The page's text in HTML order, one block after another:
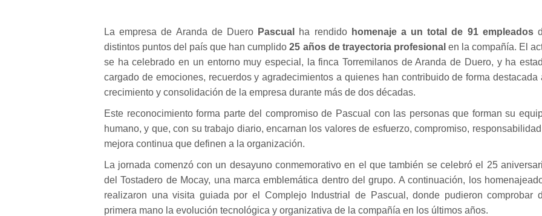
La empresa de Aranda de Duero Pascual ha rendido homenaje a un total de 91 empleados
distintos puntos del país que han cumplido 25 años de trayectoria profesional en la compañía. El
se ha celebrado en un entorno muy especial, la finca Torremilanos de Aranda de Duero, y ha
cargado de emociones, recuerdos y agradecimientos a quienes han contribuido de forma destacada
crecimiento y consolidación de la empresa durante más de dos décadas.
Este reconocimiento forma parte del compromiso de Pascual con las personas que forman su
humano, y que, con su trabajo diario, encarnan los valores de esfuerzo, compromiso,
mejora continua que definen a la organización.
La jornada comenzó con un desayuno conmemorativo en el que también se celebró el 25
del Tostadero de Mocay, una marca emblemática dentro del grupo. A continuación, los
realizaron una visita guiada por el Complejo Industrial de Pascual, donde pudieron comprobar
primera mano la evolución tecnológica y organizativa de la compañía en los últimos años.